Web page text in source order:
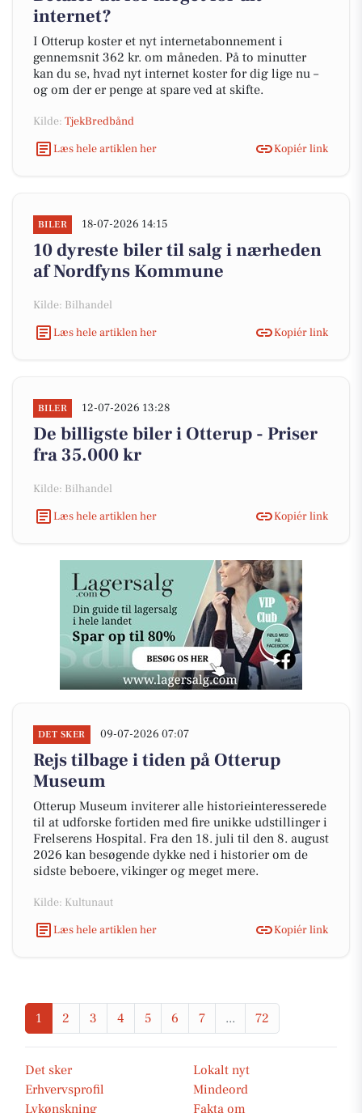
internet?
I Otterup koster et nyt internetabonnement i
gennemsnit 362 kr. om måneden. På to minutter
kan du se, hvad nyt internet koster for dig lige nu –
og om der er penge at spare ved at skifte.
Kilde: TjekBredbånd
Læs hele artiklen her
Kopiér link
BILER 18-07-2026 14:15
10 dyreste biler til salg i nærheden
af Nordfyns Kommune
Kilde: Bilhandel
Læs hele artiklen her
Kopiér link
BILER 12-07-2026 13:28
De billigste biler i Otterup - Priser
fra 35.000 kr
Kilde: Bilhandel
Læs hele artiklen her
Kopiér link
DET SKER 09-07-2026 07:07
Rejs tilbage i tiden på Otterup
Museum
Otterup Museum inviterer alle historieinteresserede
til at udforske fortiden med fire unikke udstillinger i
Frelserens Hospital. Fra den 18. juli til den 8. august
2026 kan besøgende dykke ned i historier om de
sidste beboere, vikinger og meget mere.
Kilde: Kultunaut
Læs hele artiklen her
Kopiér link
1 2 3 4 5 6 7 ... 72
Det sker
Lokalt nyt
Erhvervsprofil
Mindeord
Lykønskning
Fakta om